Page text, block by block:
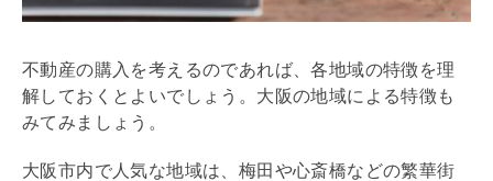
不動産の購入を考えるのであれば、各地域の特徴を理
解しておくとよいでしょう。大阪の地域による特徴も
みてみましょう。
大阪市内で人気な地域は、梅田や心斎橋などの繁華街